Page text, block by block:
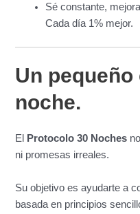
Sé constante,
Cada día 1% mejor.
Un
noche.
El Protocolo 30 Noches
ni promesas irreales.
Su objetivo es ayudarte a
basada en principios